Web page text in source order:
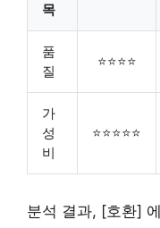
목
품
질
⭐⭐⭐⭐
가
성
비
⭐⭐⭐⭐⭐
분석 결과, [호환]